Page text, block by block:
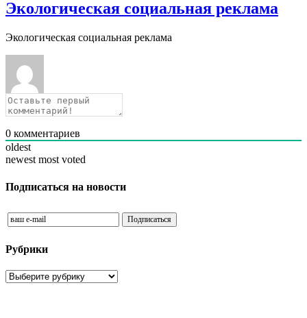
Экологическая социальная реклама
Экологическая социальная реклама
0 комментариев
oldest
newest most voted
Подписаться на новости
Рубрики
Рубрики